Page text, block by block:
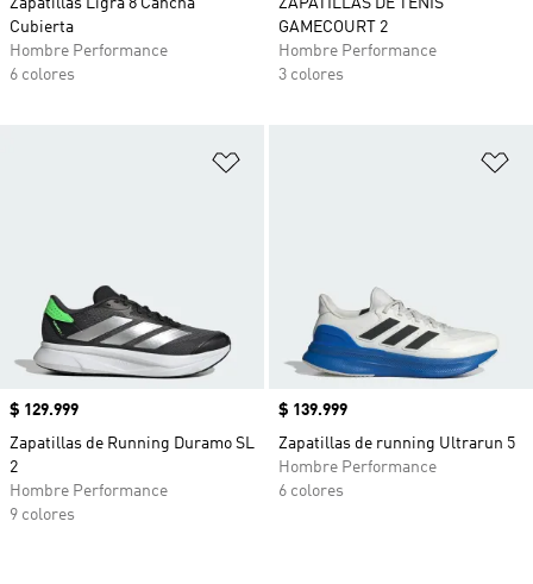
Zapatillas Ligra 8 Cancha
Cubierta
Hombre Performance
6 colores
ZAPATILLAS DE TENIS
GAMECOURT 2
Hombre Performance
3 colores
Precio
$ 129.999
Zapatillas de Running Duramo SL
2
Hombre Performance
9 colores
Precio
$ 139.999
Zapatillas de running Ultrarun 5
Hombre Performance
6 colores